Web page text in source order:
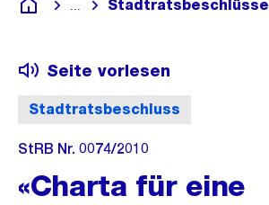
Deutsch
Blende alle Breadcrumbs ein
Stadtratsbeschlüsse
Stadtratsbeschluss
Seite vorlesen
StRB Nr. 0074/2010
«Charta für eine